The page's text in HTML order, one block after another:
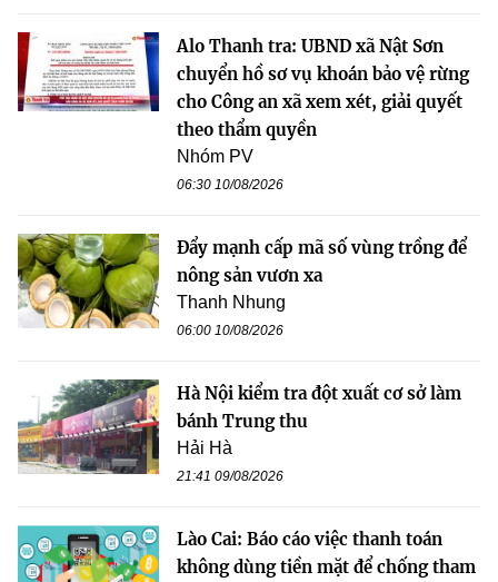
Alo Thanh tra: UBND xã Nật Sơn
chuyển hồ sơ vụ khoán bảo vệ rừng
cho Công an xã xem xét, giải quyết
theo thẩm quyền
Nhóm PV
06:30 10/08/2026
Đẩy mạnh cấp mã số vùng trồng để
nông sản vươn xa
Thanh Nhung
06:00 10/08/2026
Hà Nội kiểm tra đột xuất cơ sở làm
bánh Trung thu
Hải Hà
21:41 09/08/2026
Lào Cai: Báo cáo việc thanh toán
không dùng tiền mặt để chống tham